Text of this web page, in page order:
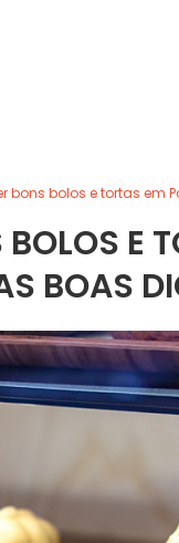
bons bolos e tortas em
E
BOAS